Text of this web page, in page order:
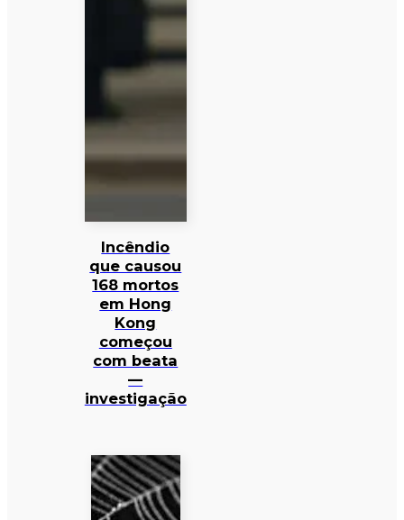
Incêndio
que causou
168 mortos
em Hong
Kong
começou
com beata
—
investigação